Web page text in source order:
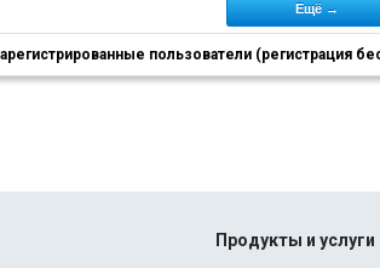
Ещё →
пользователи (регистрация
Продукты и услуги